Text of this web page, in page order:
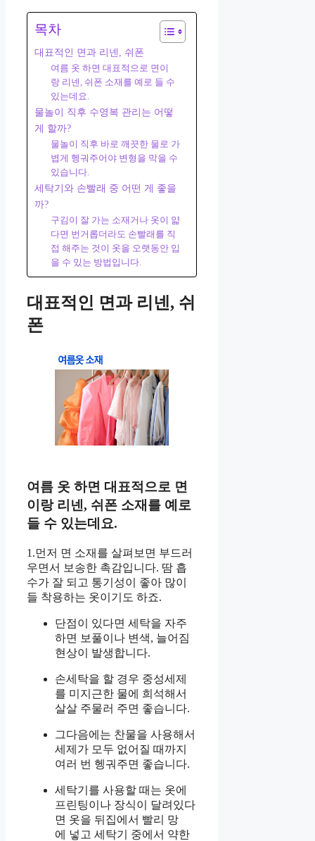
목차
대표적인 면과 리넨, 쉬폰
여름 옷 하면 대표적으로 면이
랑 리넨, 쉬폰 소재를 예로 들 수
있는데요.
물놀이 직후 수영복 관리는 어떻
게 할까?
물놀이 직후 바로 깨끗한 물로 가
볍게 헹궈주어야 변형을 막을 수
있습니다.
세탁기와 손빨래 중 어떤 게 좋을
까?
구김이 잘 가는 소재거나 옷이 얇
다면 번거롭더라도 손빨래를 직
접 해주는 것이 옷을 오랫동안 입
을 수 있는 방법입니다.
대표적인 면과 리넨, 쉬
폰
여름 옷 하면 대표적으로 면
이랑 리넨, 쉬폰 소재를 예로
들 수 있는데요.
1.먼저 면 소재를 살펴보면 부드러
우면서 보송한 촉감입니다. 땀 흡
수가 잘 되고 통기성이 좋아 많이
들 착용하는 옷이기도 하죠.
단점이 있다면 세탁을 자주
하면 보풀이나 변색, 늘어짐
현상이 발생합니다.
손세탁을 할 경우 중성세제
를 미지근한 물에 희석해서
살살 주물러 주면 좋습니다.
그다음에는 찬물을 사용해서
세제가 모두 없어질 때까지
여러 번 헹궈주면 좋습니다.
세탁기를 사용할 때는 옷에
프린팅이나 장식이 달려있다
면 옷을 뒤집에서 빨리 망
에 넣고 세탁기 중에서 약한